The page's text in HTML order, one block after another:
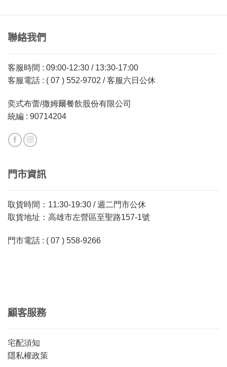
聯絡我們
客服時間 : 09:00-12:30 / 13:30-17:00
客服電話 : ( 07 ) 552-9702 / 客服六日公休
奕式布蕾/撒姆爾餐飲股份有限公司
統編 : 90714204
門市資訊
取貨時間：11:30-19:30 / 週二門市公休
取貨地址：高雄市左營區至聖路157-1號
門市電話 : ( 07 ) 558-9266
顧客服務
宅配須知
隱私權政策